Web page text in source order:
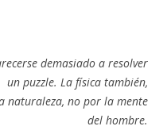
demasiado a resolver
un puzzle. La física también,
naturaleza, no por la mente
del hombre.